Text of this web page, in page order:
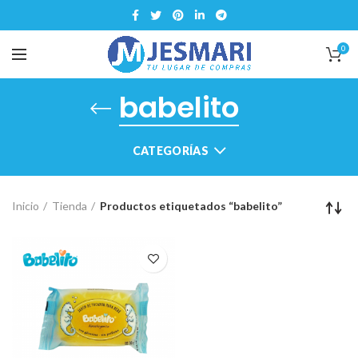
0
babelito
CATEGORÍAS
Inicio Tienda Productos etiquetados “babelito”